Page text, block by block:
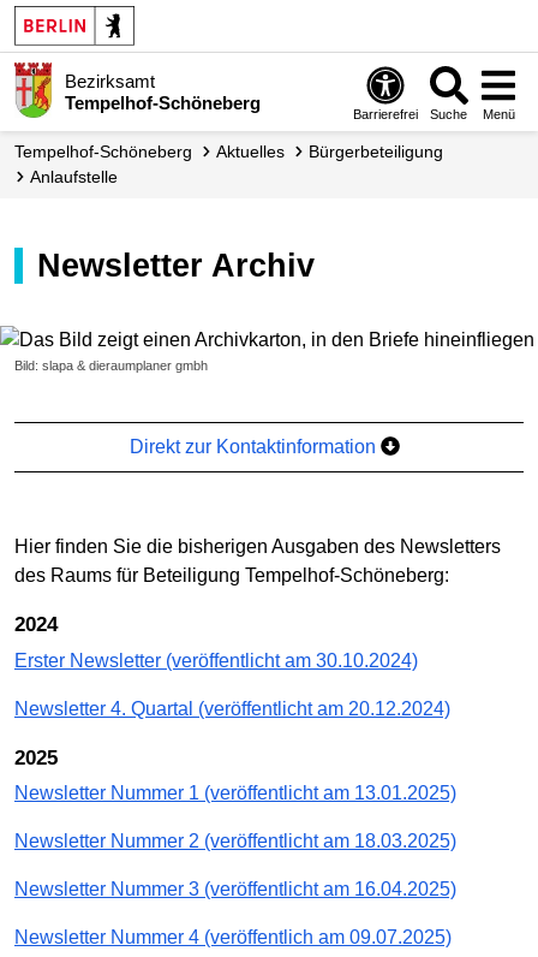
Bezirksamt
Tempelhof-Schöneberg
Barrierefrei Suche Menü
Tempelhof-Schöneberg Aktuelles
Bürger­beteiligung
Anlaufstelle
Newsletter Archiv
Bild: slapa & dieraumplaner gmbh
Direkt zur Kontaktinformation
Hier finden Sie die bisherigen Ausgaben des Newsletters
des Raums für Beteiligung Tempelhof-Schöneberg:
2024
Erster Newsletter (veröffentlicht am 30.10.2024)
Newsletter 4. Quartal (veröffentlicht am 20.12.2024)
2025
Newsletter Nummer 1 (veröffentlicht am 13.01.2025)
Newsletter Nummer 2 (veröffentlicht am 18.03.2025)
Newsletter Nummer 3 (veröffentlicht am 16.04.2025)
Newsletter Nummer 4 (veröffentlich am 09.07.2025)